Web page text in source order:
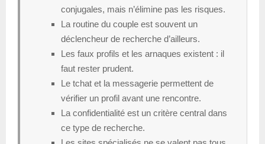
conjugales, mais n’élimine pas les risques.
La routine du couple est souvent un
déclencheur de recherche d’ailleurs.
Les faux profils et les arnaques existent : il
faut rester prudent.
Le tchat et la messagerie permettent de
vérifier un profil avant une rencontre.
La confidentialité est un critère central dans
ce type de recherche.